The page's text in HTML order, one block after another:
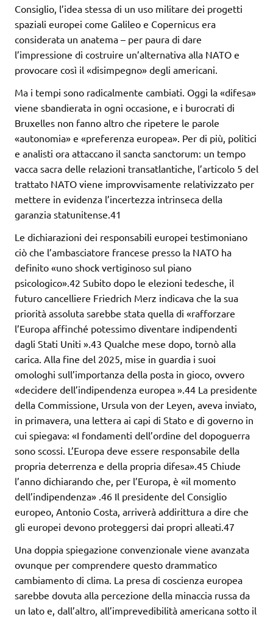
Consiglio, l’idea stessa di un uso militare dei progetti
spaziali europei come Galileo e Copernicus era
considerata un anatema – per paura di dare
l’impressione di costruire un’alternativa alla NATO e
provocare così il «disimpegno» degli americani.
Ma i tempi sono radicalmente cambiati. Oggi la «difesa»
viene sbandierata in ogni occasione, e i burocrati di
Bruxelles non fanno altro che ripetere le parole
«autonomia» e «preferenza europea». Per di più, politici
e analisti ora attaccano il sancta sanctorum: un tempo
vacca sacra delle relazioni transatlantiche, l’articolo 5 del
trattato NATO viene improvvisamente relativizzato per
mettere in evidenza l’incertezza intrinseca della
garanzia statunitense.41
Le dichiarazioni dei responsabili europei testimoniano
ciò che l’ambasciatore francese presso la NATO ha
definito «uno shock vertiginoso sul piano
psicologico».42 Subito dopo le elezioni tedesche, il
futuro cancelliere Friedrich Merz indicava che la sua
priorità assoluta sarebbe stata quella di «rafforzare
l’Europa affinché potessimo diventare indipendenti
dagli Stati Uniti ».43 Qualche mese dopo, tornò alla
carica. Alla fine del 2025, mise in guardia i suoi
omologhi sull’importanza della posta in gioco, ovvero
«decidere dell’indipendenza europea ».44 La presidente
della Commissione, Ursula von der Leyen, aveva inviato,
in primavera, una lettera ai capi di Stato e di governo in
cui spiegava: «I fondamenti dell’ordine del dopoguerra
sono scossi. L’Europa deve essere responsabile della
propria deterrenza e della propria difesa».45 Chiude
l’anno dichiarando che, per l’Europa, è «il momento
dell’indipendenza» .46 Il presidente del Consiglio
europeo, Antonio Costa, arriverà addirittura a dire che
gli europei devono proteggersi dai propri alleati.47
Una doppia spiegazione convenzionale viene avanzata
ovunque per comprendere questo drammatico
cambiamento di clima. La presa di coscienza europea
sarebbe dovuta alla percezione della minaccia russa da
un lato e, dall’altro, all’imprevedibilità americana sotto il